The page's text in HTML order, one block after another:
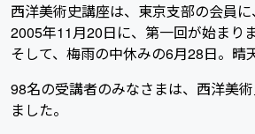
西洋美術史講座は、東京支部の会員
2005年11月20日に、第一回が始まり
そして、梅雨の中休みの6月28日。晴
98名の受講者のみなさまは、西洋美
ました。